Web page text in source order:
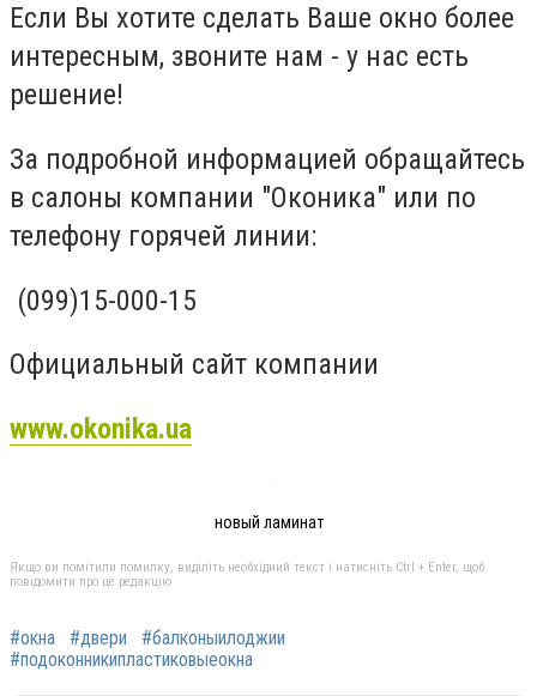
Если Вы хотите сделать Ваше окно более
интересным, звоните нам - у нас есть
решение!
За подробной информацией обращайтесь
в салоны компании "Оконика" или по
телефону горячей линии:
(099)15-000-15
Официальный сайт компании
www.okonika.ua
новый ламинат
Якщо ви помітили помилку, виділіть необхідний текст і натисніть Ctrl + Enter, щоб
повідомити про це редакцію
#окна #двери
#балконыилоджии
#подоконникипластиковыеокна